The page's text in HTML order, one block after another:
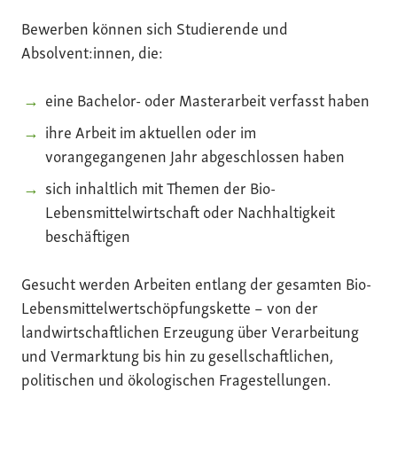
Bewerben können sich Studierende und
Absolvent:innen, die:
eine Bachelor- oder Masterarbeit verfasst haben
ihre Arbeit im aktuellen oder im
vorangegangenen Jahr abgeschlossen haben
sich inhaltlich mit Themen der Bio-
Lebensmittelwirtschaft oder Nachhaltigkeit
beschäftigen
Gesucht werden Arbeiten entlang der gesamten Bio-
Lebensmittelwertschöpfungskette – von der
landwirtschaftlichen Erzeugung über Verarbeitung
und Vermarktung bis hin zu gesellschaftlichen,
politischen und ökologischen Fragestellungen.